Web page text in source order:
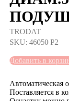
TRODAT
SKU: 46050 Р2
Добавить в
Автоматическая
Поставляется в